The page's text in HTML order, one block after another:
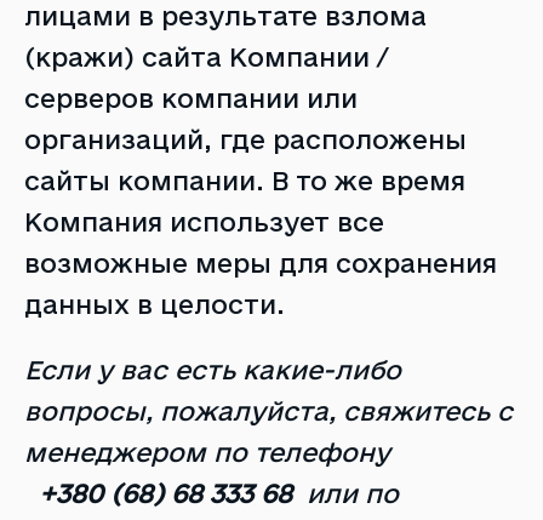
лицами в результате взлома
(кражи) сайта Компании /
серверов компании или
организаций, где расположены
сайты компании. В то же время
Компания использует все
возможные меры для сохранения
данных в целости.
Если у вас есть какие-либо
вопросы, пожалуйста, свяжитесь с
менеджером по телефону
+380 (68) 68 333 68 или по